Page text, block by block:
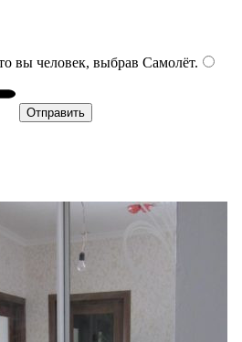
вы человек, выбрав Самолёт.